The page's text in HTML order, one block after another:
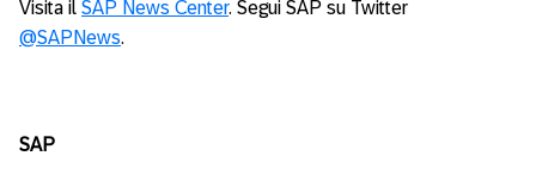
Visita il SAP News Center. Segui SAP su Twitter
@SAPNews.
SAP